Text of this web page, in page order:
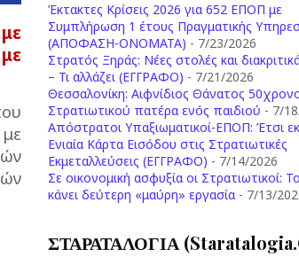
Έκτακτες Κρίσεις 2026 για 652 ΕΠΟΠ με
Συμπλήρωση 1 έτους Πραγματικής
(ΑΠΟΦΑΣΗ-ONOMATA) - 7/23/2026
Στρατός Ξηράς: Νέες στολές και
– Τι αλλάζει (ΕΓΓΡΑΦΟ) - 7/21/2026
Θεσσαλονίκη: Αιφνίδιος Θάνατος
Στρατιωτικού πατέρα ενός παιδιού - 7/
Απόστρατοι Υπαξιωματικοί-ΕΠΟΠ: Έτσι
Ενιαία Κάρτα Εισόδου στις Στρατιωτικές
Εκμεταλλεύσεις (ΕΓΓΡΑΦΟ) - 7/14/2026
Σε οικονομική ασφυξία οι Στρατιωτικοί:
κάνει δεύτερη «μαύρη» εργασία - 7/13/
ΣΤΑΡΑΤΑΛΟΓΙΑ